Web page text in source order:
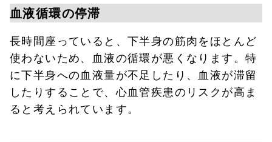
血液循環の停滞
長時間座っていると、下半身の筋肉をほとんど
使わないため、血液の循環が悪くなります。特
に下半身への血液量が不足したり、血液が滞留
したりすることで、心血管疾患のリスクが高ま
ると考えられています。